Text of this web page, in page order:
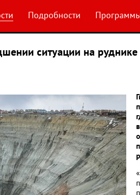
Подробности
ситуации на руднике